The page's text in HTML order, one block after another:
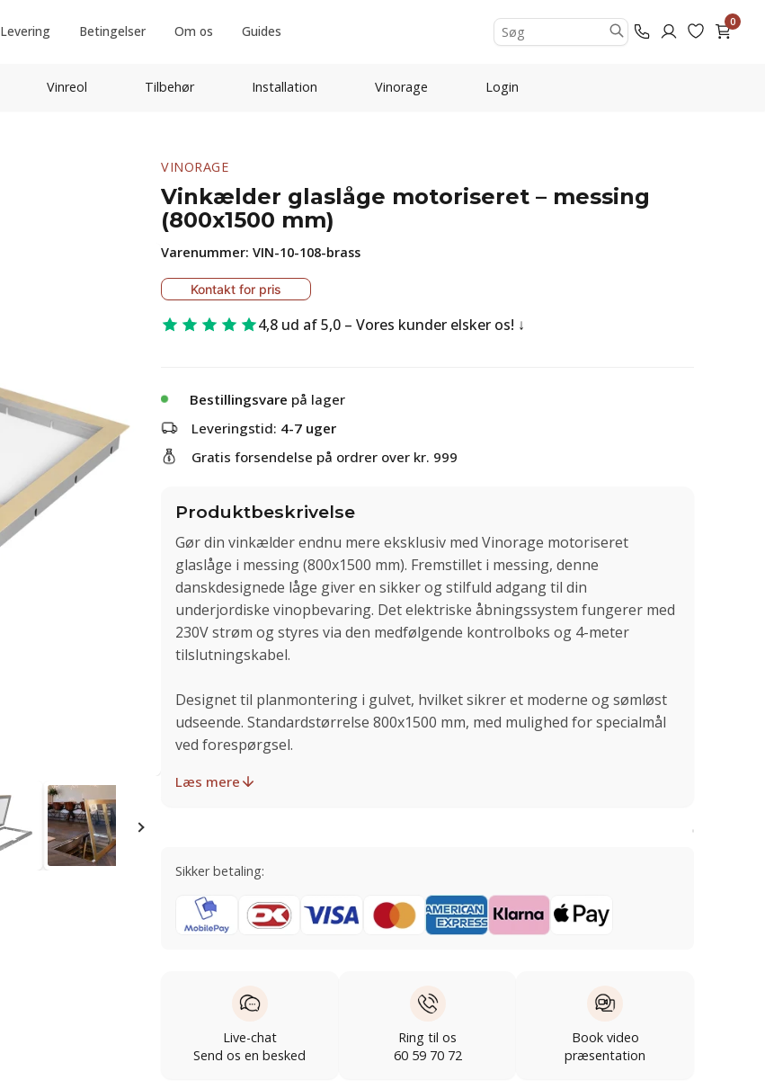
Levering Betingelser Om os Guides
0
Vinreol Tilbehør Installation Vinorage Login
VINORAGE
Vinkælder glaslåge motoriseret – messing
(800x1500 mm)
Varenummer: VIN-10-108-brass
Kontakt for pris
4,8 ud af 5,0 – Vores kunder elsker os!
Bestillingsvare på lager
Leveringstid: 4-7 uger
Gratis forsendelse på ordrer over kr. 999
Produktbeskrivelse
Gør din vinkælder endnu mere eksklusiv med Vinorage motoriseret
glaslåge i messing (800x1500 mm). Fremstillet i messing, denne
danskdesignede låge giver en sikker og stilfuld adgang til din
underjordiske vinopbevaring. Det elektriske åbningssystem fungerer med
230V strøm og styres via den medfølgende kontrolboks og 4-meter
tilslutningskabel.
Designet til planmontering i gulvet, hvilket sikrer et moderne og sømløst
udseende. Standardstørrelse 800x1500 mm, med mulighed for specialmål
ved forespørgsel.
Læs mere
Sikker betaling:
Live-chat
Send os en besked
Ring til os
60 59 70 72
Book video
præsentation